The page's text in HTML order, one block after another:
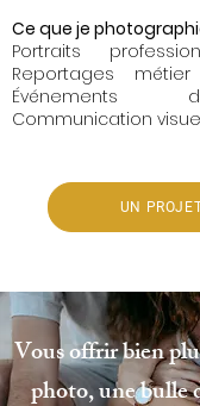
Ce que je
Portraits
Reportages
Événements
Communication
UN
Vous offrir bien
photo, une bulle